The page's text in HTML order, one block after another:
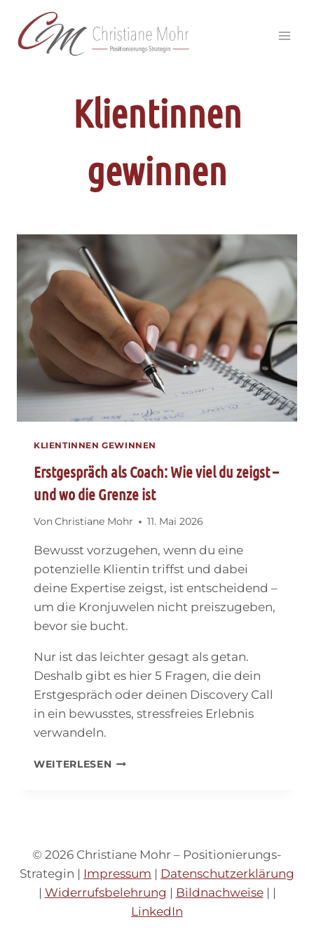
Inhalt
springen
Klientinnen
gewinnen
KLIENTINNEN GEWINNEN
Erstgespräch als Coach: Wie viel du zeigst –
und wo die Grenze ist
VonChristiane Mohr 11. Mai 2026
Bewusst vorzugehen, wenn du eine
potenzielle Klientin triffst und dabei
deine Expertise zeigst, ist entscheidend –
um die Kronjuwelen nicht preiszugeben,
bevor sie bucht.
Nur ist das leichter gesagt als getan.
Deshalb gibt es hier 5 Fragen, die dein
Erstgespräch oder deinen Discovery Call
in ein bewusstes, stressfreies Erlebnis
verwandeln.
WEITERLESENERSTGESPRÄCH
ZEIGST
UND
WO
© 2026 Christiane Mohr – Positionierungs-
Strategin | Impressum | Datenschutzerklärung
| Widerrufsbelehrung | Bildnachweise| |
LinkedIn